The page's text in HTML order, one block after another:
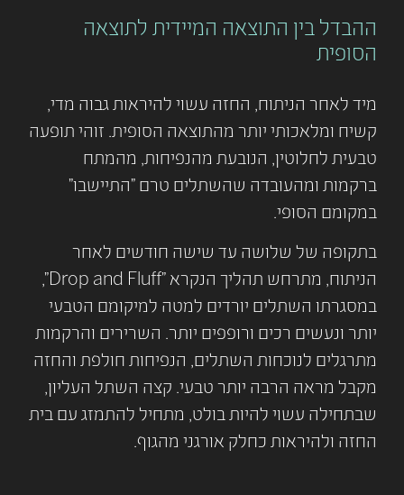
ההבדל בין התוצאה המיידית לתוצאה
הסופית
מיד לאחר הניתוח, החזה עשוי להיראות גבוה מדי,
קשיח ומלאכותי יותר מהתוצאה הסופית. זוהי תופעה
טבעית לחלוטין, הנובעת מהנפיחות, מהמתח
ברקמות ומהעובדה שהשתלים טרם "התיישבו"
במקומם הסופי.
בתקופה של שלושה עד שישה חודשים לאחר
הניתוח, מתרחש תהליך הנקרא "Drop and Fluff",
במסגרתו השתלים יורדים למטה למיקומם הטבעי
יותר ונעשים רכים ורופפים יותר. השרירים והרקמות
מתרגלים לנוכחות השתלים, הנפיחות חולפת והחזה
מקבל מראה הרבה יותר טבעי. קצה השתל העליון,
שבתחילה עשוי להיות בולט, מתחיל להתמזג עם בית
החזה ולהיראות כחלק אורגני מהגוף.